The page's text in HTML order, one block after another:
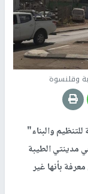
وقلنسوة
والبناء"
مدينتي الطيبة
أراض معرفة بأنها غير